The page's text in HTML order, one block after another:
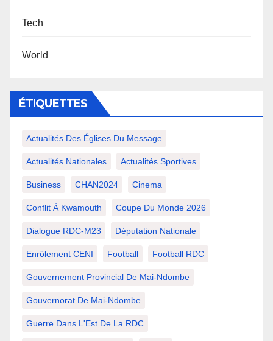
Tech
World
ÉTIQUETTES
Actualités Des Églises Du Message
Actualités Nationales Actualités Sportives
Business CHAN2024 Cinema
Conflit À Kwamouth Coupe Du Monde 2026
Dialogue RDC-M23 Députation Nationale
Enrôlement CENI Football Football RDC
Gouvernement Provincial De Mai-Ndombe
Gouvernorat De Mai-Ndombe
Guerre Dans L'Est De La RDC